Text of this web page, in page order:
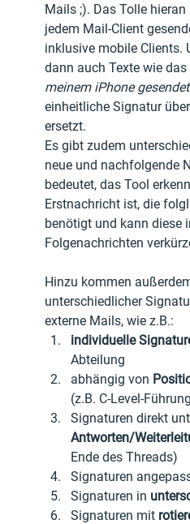
Mails ;). Das Tolle
jedem Mail-Client
inklusive mobile Clients.
dann auch Texte wie
meinem iPhone
einheitliche Signatur
ersetzt.
Es gibt zudem
neue und nachfolgende
bedeutet, das Tool
Erstnachricht ist, die
benötigt und kann diese
Folgenachrichten
Hinzu kommen
unterschiedlicher
externe Mails, wie z.B.:
individuelle
Abteilung
abhängig von
(z.B. C-Level-
Signaturen direkt
Antworten/
Ende des Threads)
Signaturen
Signaturen in
Signaturen mit